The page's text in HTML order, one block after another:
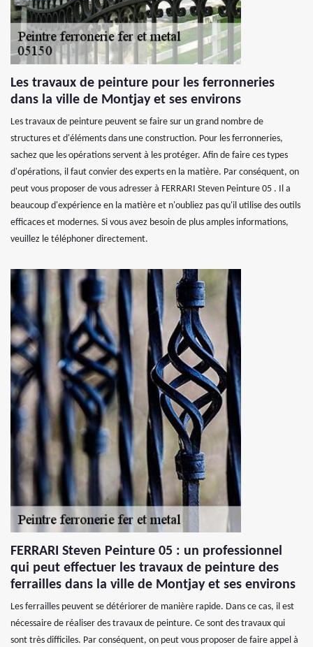
Les travaux de peinture pour les ferronneries
dans la ville de Montjay et ses environs
Les travaux de peinture peuvent se faire sur un grand nombre de
structures et d'éléments dans une construction. Pour les ferronneries,
sachez que les opérations servent à les protéger. Afin de faire ces types
d'opérations, il faut convier des experts en la matière. Par conséquent, on
peut vous proposer de vous adresser à FERRARI Steven Peinture 05 . Il a
beaucoup d'expérience en la matière et n'oubliez pas qu'il utilise des outils
efficaces et modernes. Si vous avez besoin de plus amples informations,
veuillez le téléphoner directement.
FERRARI Steven Peinture 05 : un professionnel
qui peut effectuer les travaux de peinture des
ferrailles dans la ville de Montjay et ses environs
Les ferrailles peuvent se détériorer de manière rapide. Dans ce cas, il est
nécessaire de réaliser des travaux de peinture. Ce sont des travaux qui
sont très difficiles. Par conséquent, on peut vous proposer de faire appel à